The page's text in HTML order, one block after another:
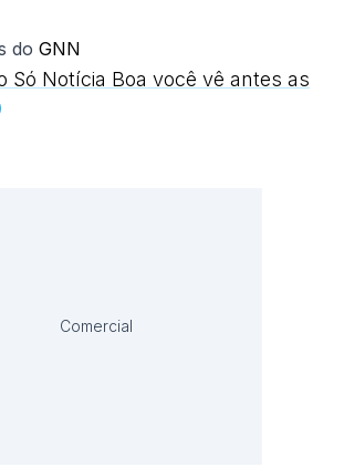
do GNN
Só Notícia Boa você vê antes as
Comercial